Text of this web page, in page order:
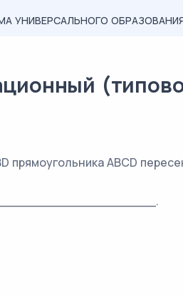
УНИВЕРСАЛЬНОГО
прямоугольника ABCD